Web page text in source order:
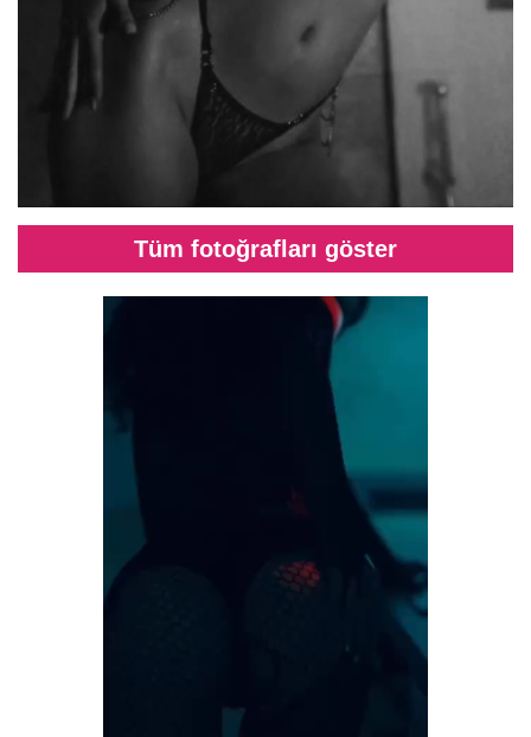
Tüm fotoğrafları göster